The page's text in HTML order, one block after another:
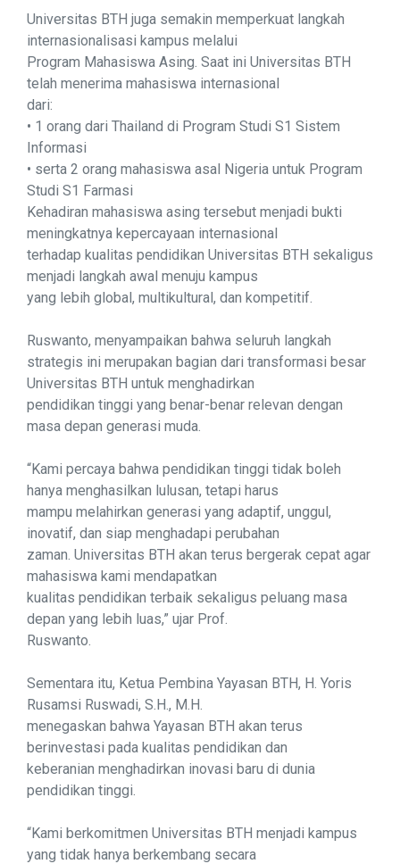
Universitas BTH juga semakin memperkuat langkah
internasionalisasi kampus melalui
Program Mahasiswa Asing. Saat ini Universitas BTH
telah menerima mahasiswa internasional
dari:
• 1 orang dari Thailand di Program Studi S1 Sistem
Informasi
• serta 2 orang mahasiswa asal Nigeria untuk Program
Studi S1 Farmasi
Kehadiran mahasiswa asing tersebut menjadi bukti
meningkatnya kepercayaan internasional
terhadap kualitas pendidikan Universitas BTH sekaligus
menjadi langkah awal menuju kampus
yang lebih global, multikultural, dan kompetitif.
Ruswanto, menyampaikan bahwa seluruh langkah
strategis ini merupakan bagian dari transformasi besar
Universitas BTH untuk menghadirkan
pendidikan tinggi yang benar-benar relevan dengan
masa depan generasi muda.
“Kami percaya bahwa pendidikan tinggi tidak boleh
hanya menghasilkan lulusan, tetapi harus
mampu melahirkan generasi yang adaptif, unggul,
inovatif, dan siap menghadapi perubahan
zaman. Universitas BTH akan terus bergerak cepat agar
mahasiswa kami mendapatkan
kualitas pendidikan terbaik sekaligus peluang masa
depan yang lebih luas,” ujar Prof.
Ruswanto.
Sementara itu, Ketua Pembina Yayasan BTH, H. Yoris
Rusamsi Ruswadi, S.H., M.H.
menegaskan bahwa Yayasan BTH akan terus
berinvestasi pada kualitas pendidikan dan
keberanian menghadirkan inovasi baru di dunia
pendidikan tinggi.
“Kami berkomitmen Universitas BTH menjadi kampus
yang tidak hanya berkembang secara